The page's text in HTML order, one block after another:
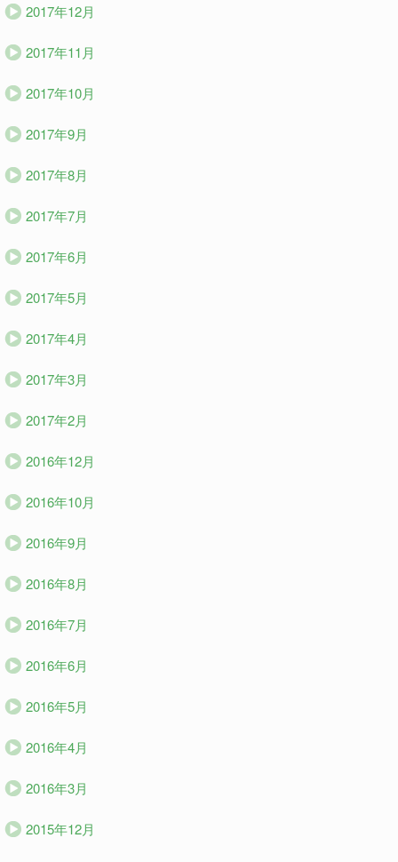
2017年12月
2017年11月
2017年10月
2017年9月
2017年8月
2017年7月
2017年6月
2017年5月
2017年4月
2017年3月
2017年2月
2016年12月
2016年10月
2016年9月
2016年8月
2016年7月
2016年6月
2016年5月
2016年4月
2016年3月
2015年12月